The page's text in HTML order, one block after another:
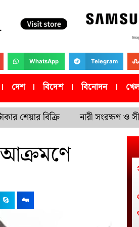
WhatsApp Telegram
দেশ বিদেশ বিনোদন
বিক্রি নারী সংরক্ষণ ও
আক্রমণে